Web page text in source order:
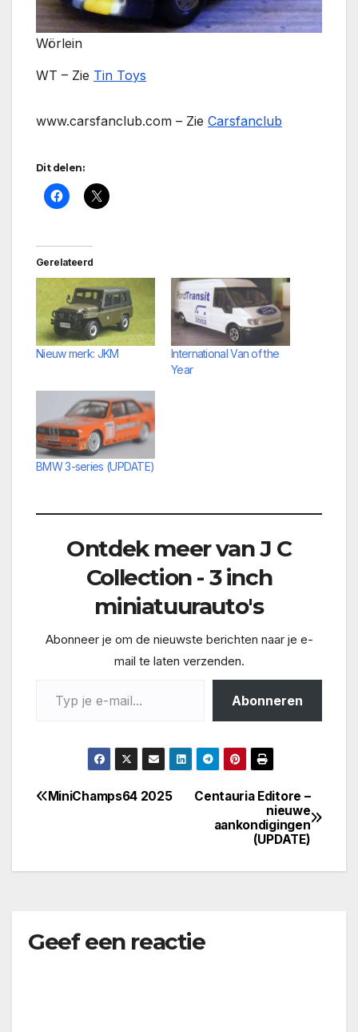
Wörlein
WT – Zie Tin Toys
www.carsfanclub.com – Zie Carsfanclub
Dit delen:
Gerelateerd
Nieuw merk: JKM
International Van of the
Year
BMW 3-series (UPDATE)
Ontdek meer van J C
Collection - 3 inch
miniatuurauto's
Abonneer je om de nieuwste berichten naar je e-
mail te laten verzenden.
Abonneren
Bericht
Centauria Editore –
nieuwe
aankondigingen
(UPDATE)
MiniChamps64 2025
Geef een reactie